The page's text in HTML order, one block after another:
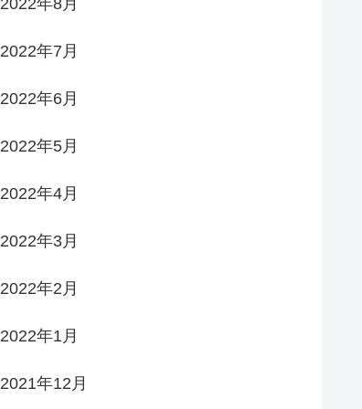
2022年7月
2022年6月
2022年5月
2022年4月
2022年3月
2022年2月
2022年1月
2021年12月